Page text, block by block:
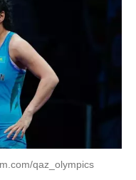
qaz_olympics